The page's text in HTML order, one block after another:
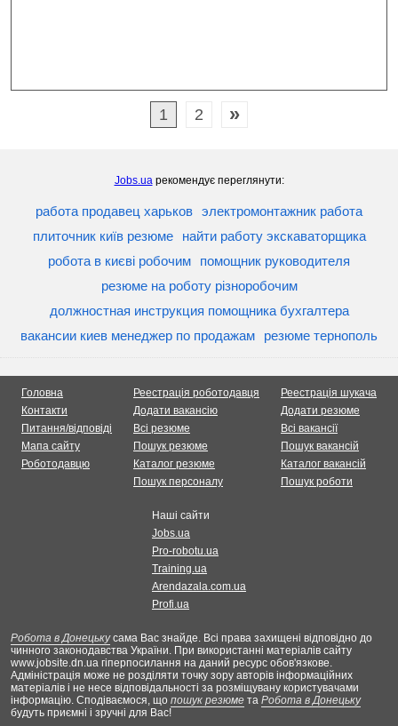
1 2 »
Jobs.uaрекомендує переглянути:
работа продавец харьков электромонтажник работа
плиточник київ резюме
найти работу экскаваторщика
робота в києві робочим
помощник руководителя
резюме на роботу різноробочим
должностная инструкция помощника бухгалтера
вакансии киев менеджер по продажам
резюме тернополь
Головна
Контакти
Питання/відповіді
Мапа сайту
Роботодавцю
Реестрація роботодавця
Додати вакансію
Всі резюме
Пошук резюме
Каталог резюме
Пошук персоналу
Реестрація шукача
Додати резюме
Всі вакансії
Пошук вакансій
Каталог вакансій
Пошук роботи
Наші сайти
Jobs.ua
Pro-robotu.ua
Training.ua
Arendazala.com.ua
Profi.ua
Робота в Донецькусама Вас знайде. Всі права захищені відповідно до
чинного законодавства України. При використанні матеріалів сайту
www.jobsite.dn.ua гіперпосилання на даний ресурс обов'язкове.
Адміністрація може не розділяти точку зору авторів інформаційних
матеріалів і не несе відповідальності за розміщувану користувачами
інформацію. Сподіваємося, що пошук резюме та Робота в Донецьку
будуть приємні і зручні для Вас!